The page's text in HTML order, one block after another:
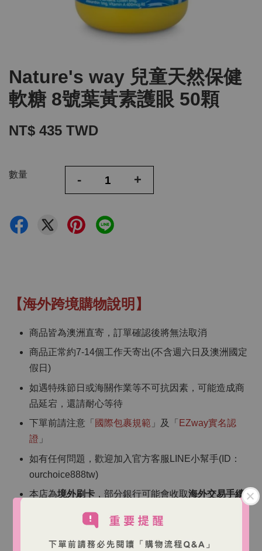
Nature's way 兒童天然保健
軟糖 8號葉黃素護眼 50顆
NT$ 435 TWD
數量 - +
【海外跨境購物說明】
商品皆為澳洲直寄，訂單確認後將無法取消
商品正常約7-14個工作天寄出(不含週六日及澳洲國定
假日)
如遇特殊節日或海關作業等不可抗因素，可能造成商
品延宕，還請耐心等待
下單前請注意「 國際包裹規範 」及「 EZway實名認
證 」
如有任何問題，歡迎加入官方客服LINE小幫手(ID：
ourchoice888tw)
本店為境外刷卡 ，部分銀行可能會收取海外交易手續
（依各銀行規定）
本店商品為澳洲商家營運之跨境購物網站，商品由澳
洲出貨。